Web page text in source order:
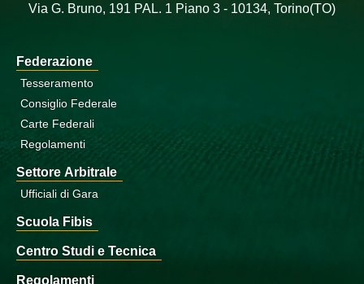
Via G. Bruno, 191 PAL. 1 Piano 3 - 10134, Torino(TO)
Federazione
Tesseramento
Consiglio Federale
Carte Federali
Regolamenti
Settore Arbitrale
Ufficiali di Gara
Scuola Fibis
Centro Studi e Tecnica
Regolamenti